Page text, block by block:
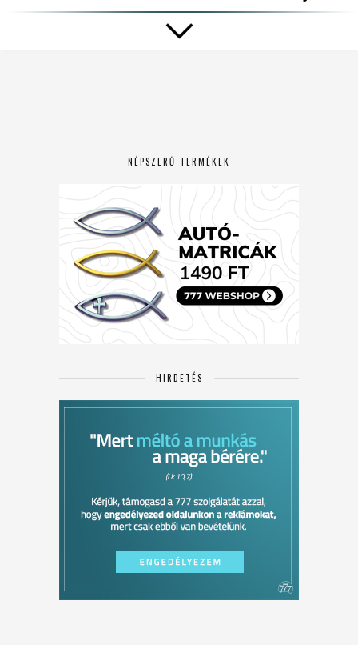
NÉPSZERŰ TERMÉKEK
HIRDETÉS